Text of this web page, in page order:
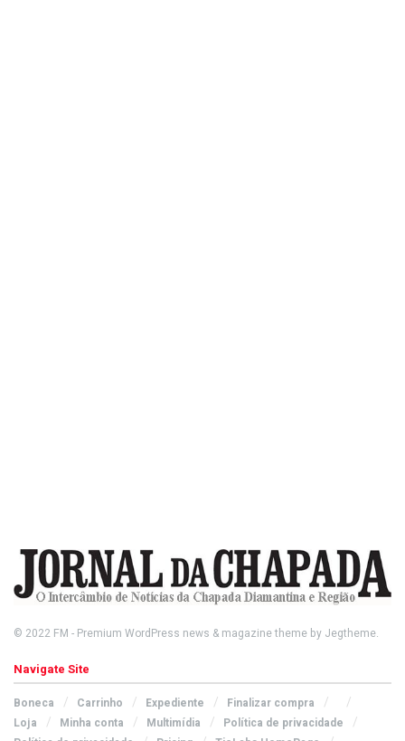
© 2022 FM - Premium WordPress news & magazine theme by Jegtheme.
Navigate Site
Boneca Carrinho Expediente
Finalizar compra
Loja
Minha conta Multimídia
Política de privacidade